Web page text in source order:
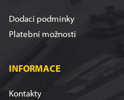
Dodací podmínky
Platební možnosti
INFORMACE
Kontakty